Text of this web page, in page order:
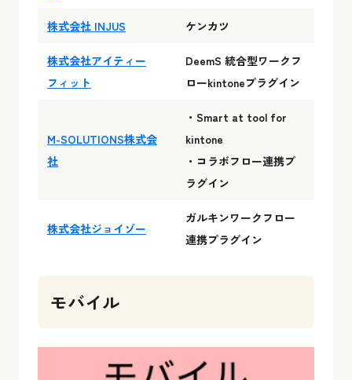
株式会社 INJUS ケンカツ
株式会社アイティー
フィット
DeemS 統合型ワークフ
ローkintoneプラグイン
M-SOLUTIONS株式会
社
・Smart at tool for
kintone
・コラボフロー連携プ
ラグイン
株式会社ジョイゾー
ガルキンワークフロー
連携プラグイン
モバイル